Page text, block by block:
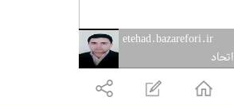
ص
ف
ه
etehad.bazarefori.ir